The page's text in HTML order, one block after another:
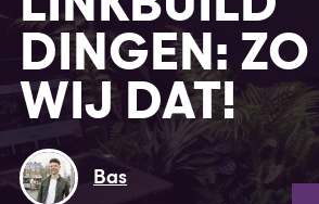
DINGEN:
WIJ DAT!
Bas